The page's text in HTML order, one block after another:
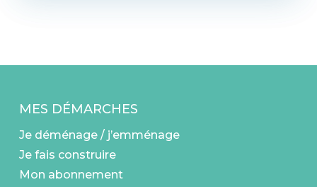
MES DÉMARCHES
Je déménage / j’emménage
Je fais construire
Mon abonnement